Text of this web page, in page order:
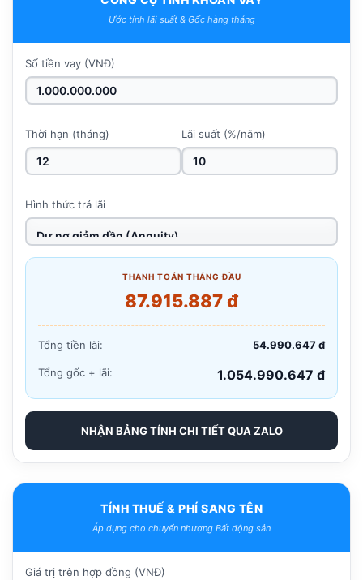
Ước tính lãi suất & Gốc hàng tháng
Số tiền vay (VNĐ)
Thời hạn (tháng) Lãi suất (%/năm)
Hình thức trả lãi
THANH TOÁN THÁNG ĐẦU
87.915.887 đ
Tổng tiền lãi: 54.990.647 đ
Tổng gốc + lãi: 1.054.990.647 đ
NHẬN BẢNG TÍNH CHI TIẾT QUA ZALO
TÍNH THUẾ & PHÍ SANG TÊN
Áp dụng cho chuyển nhượng Bất động sản
Giá trị trên hợp đồng (VNĐ)